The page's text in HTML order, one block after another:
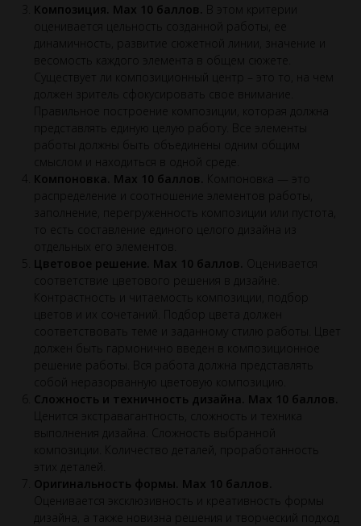
Композиция. Max 10 баллов. В этом критерии
оценивается цельность созданной работы, ее
динамичность, развитие сюжетной линии, значение и
весомость каждого элемента в общем сюжете.
Существует ли композиционный центр – это то, на чем
должен зритель сфокусировать свое внимание.
Правильное построение композиции, которая должна
представлять единую целую работу. Все элементы
работы должны быть объединены одним общим
смыслом и находиться в одной среде.
Компоновка. Max 10 баллов.
Компоновка — это
распределение и соотношение элементов работы,
заполнение, перегруженность композиции или пустота,
то есть составление единого целого дизайна из
отдельных его элементов.
Цветовое решение. Max 10 баллов.
Оценивается
соответствие цветового решения в дизайне.
Контрастность и читаемость композиции, подбор
цветов и их сочетаний. Подбор цвета должен
соответствовать теме и заданному стилю работы. Цвет
должен быть гармонично введен в композиционное
решение работы. Вся работа должна представлять
собой неразорванную цветовую композицию.
Сложность и техничность дизайна. Max 10 баллов.
Ценится экстравагантность, сложность и техника
выполнения дизайна. Сложность выбранной
композиции. Количество деталей, проработанность
этих деталей.
Оригинальность формы. Max 10 баллов.
Оценивается эксклюзивность и креативность формы
дизайна, а также новизна решения и творческий подход